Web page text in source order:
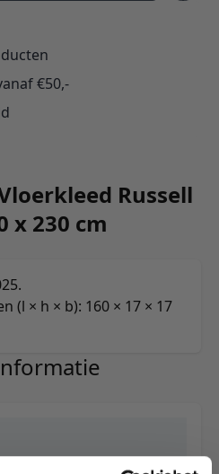
€50,-
Russell
x 230 cm
(l × h × b): 160 × 17 × 17